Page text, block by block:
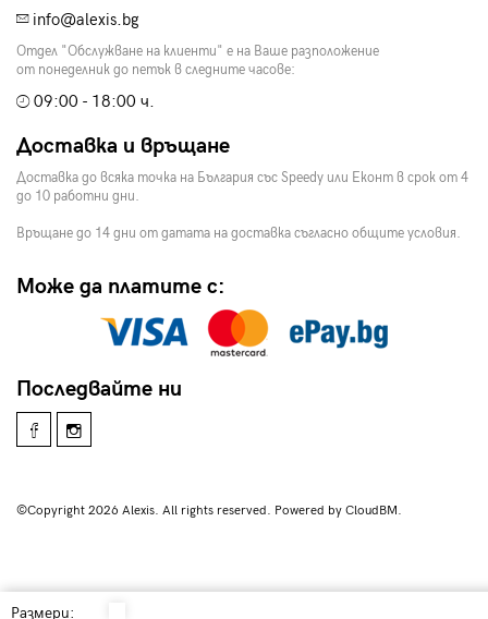
Размери:
info@alexis.bg
Отдел "Обслужване на клиенти" е на Ваше разположение
от понеделник до петък в следните часове:
09:00 - 18:00 ч.
Доставка и връщане
Доставка до всяка точка на България със Speedy или Еконт в срок от 4
до 10 работни дни.
Връщане до 14 дни от датата на доставка съгласно общите условия.
Може да платите с:
Последвайте ни
©Copyright 2026 Alexis. All rights reserved. Powered by CloudBM.